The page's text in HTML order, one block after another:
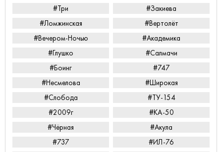
#Три
#Закиева
#Ломжинская
#Вертолёт
#Вечером-Ночью
#Академика
#Глушко
#Салмачи
#Боинг
#747
#Несмелова
#Широкая
#Слобода
#ТУ-154
#2009г
#КА-50
#Чёрная
#Акула
#737
#ИЛ-76